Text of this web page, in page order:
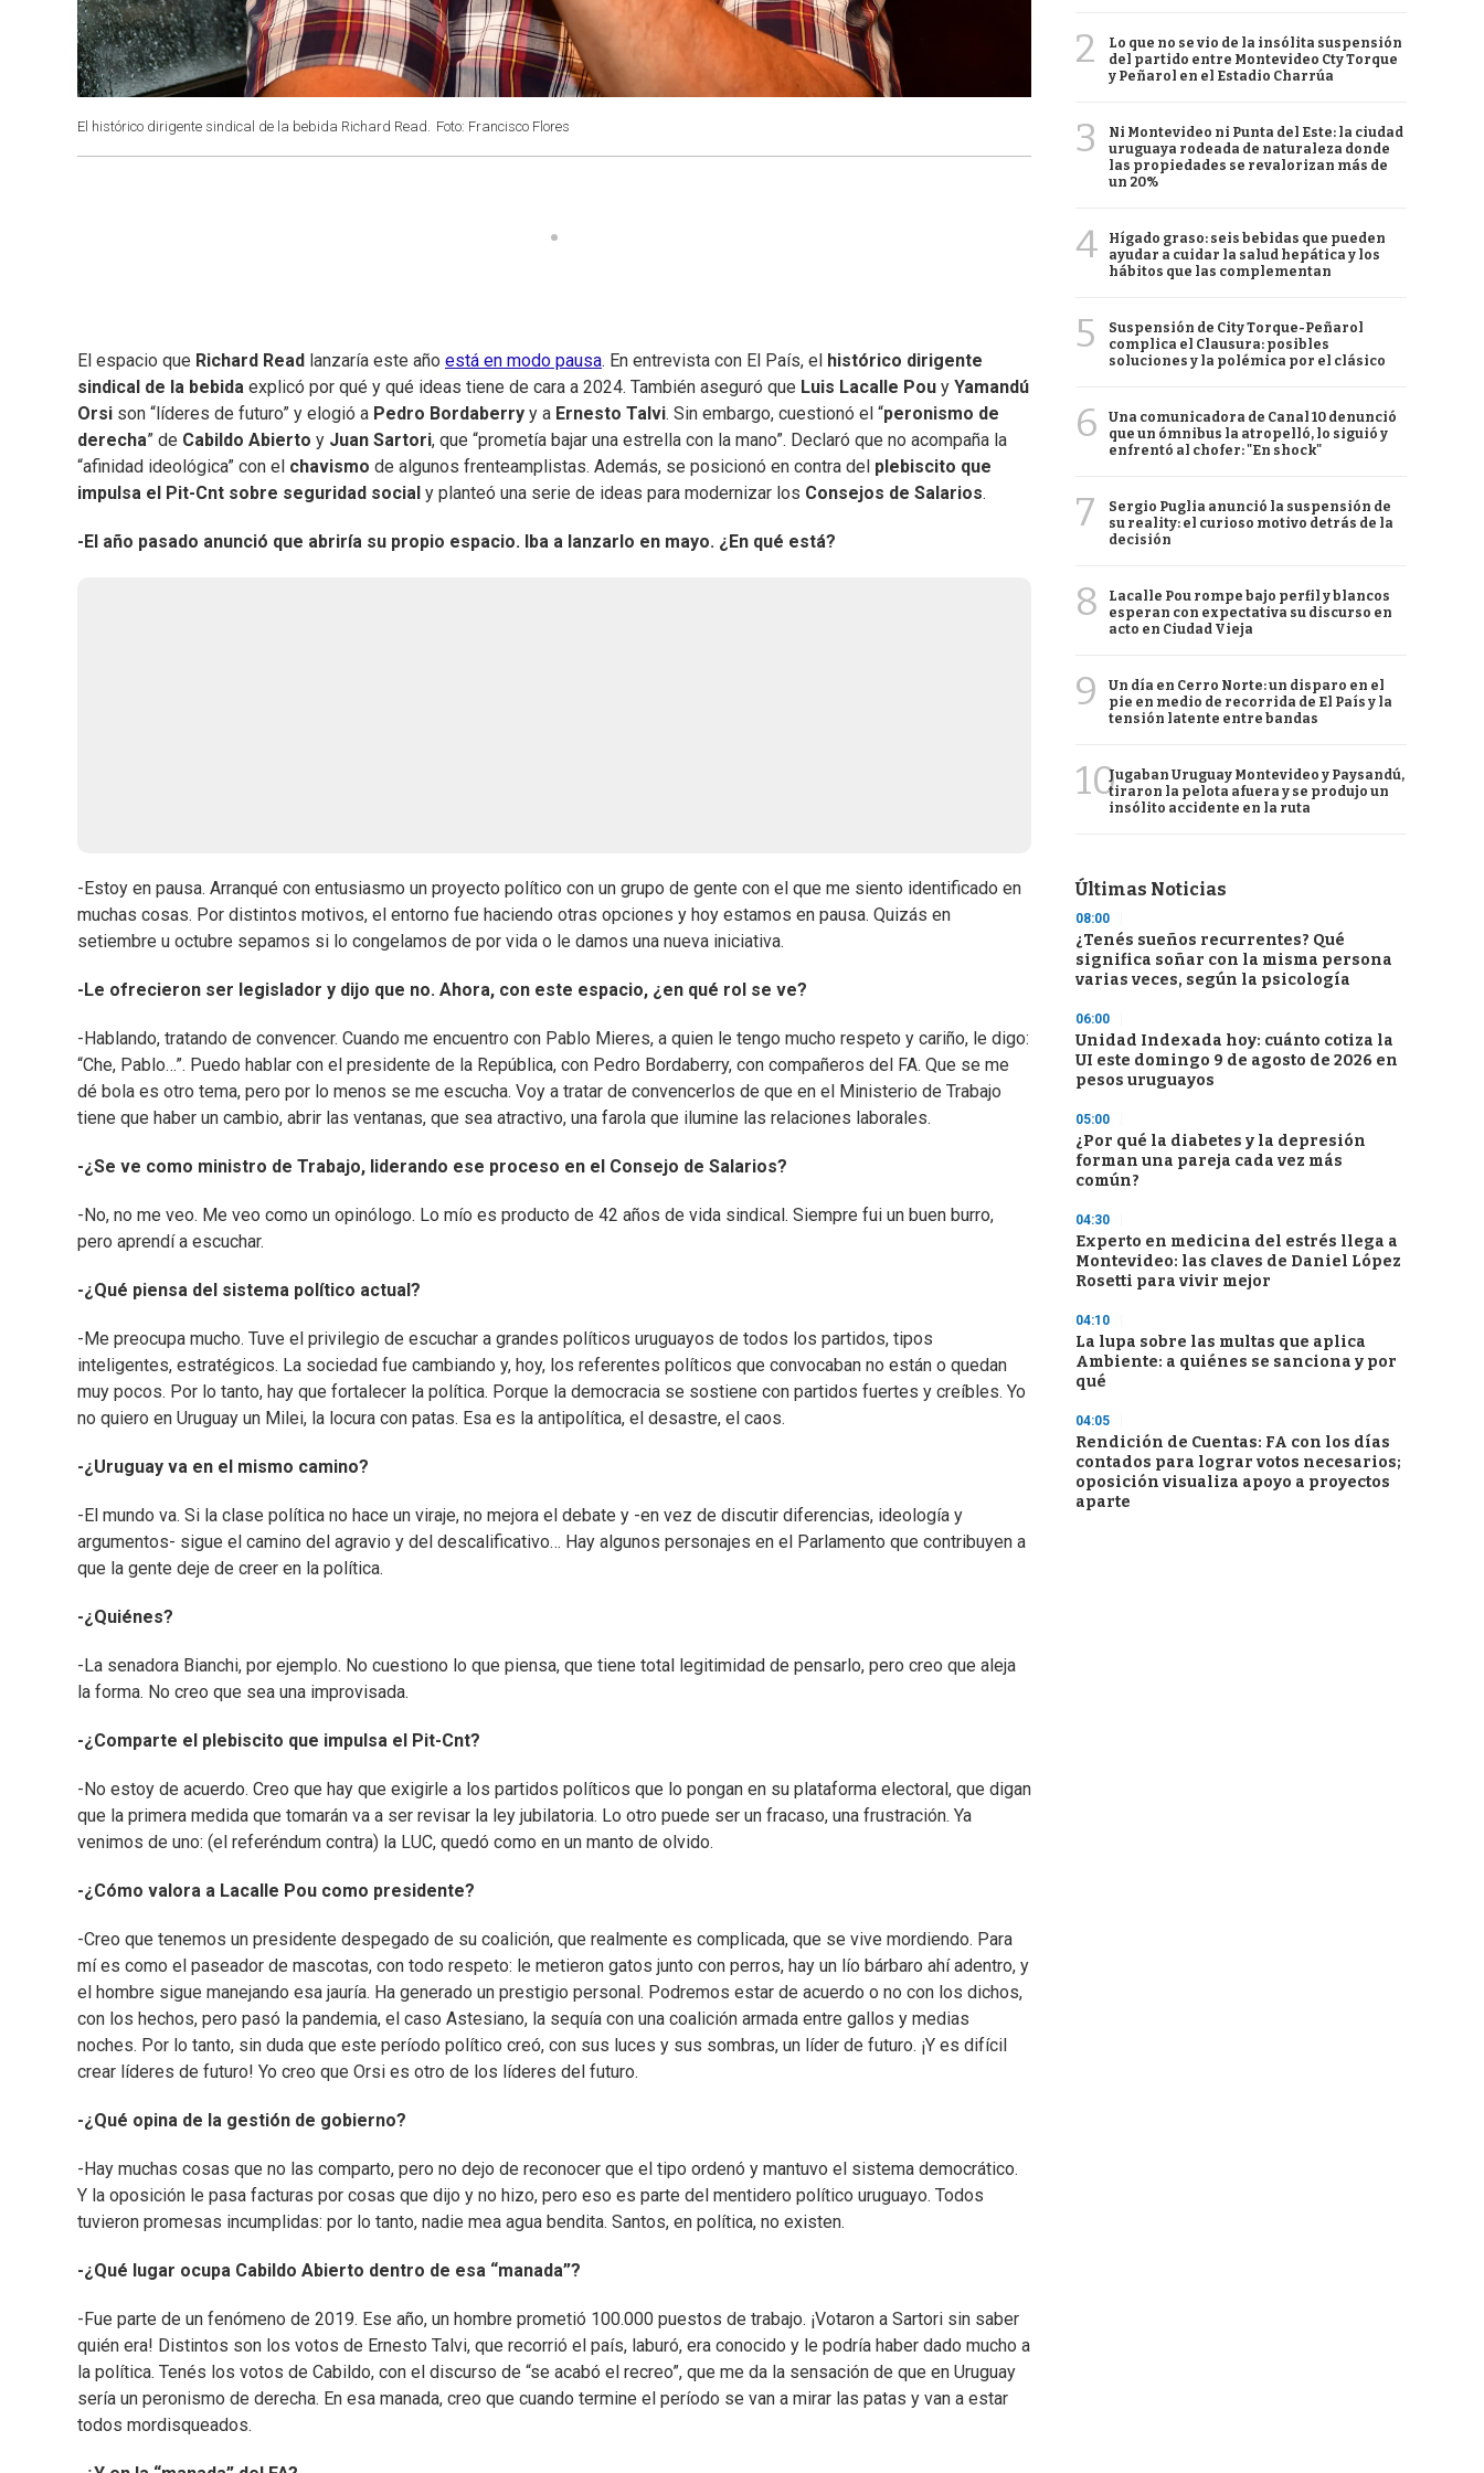
El histórico dirigente sindical de la bebida Richard Read. Foto: Francisco Flores
El espacio que Richard Read lanzaría este año está en modo pausa. En entrevista con El País, el
histórico dirigente
sindical de la bebida explicó por qué y qué ideas tiene de cara a 2024. También aseguró que Luis Lacalle Pou y Yamandú
Orsi son “líderes de futuro” y elogió a Pedro Bordaberry y a Ernesto Talvi. Sin embargo, cuestionó el “peronismo de
derecha” de Cabildo Abierto y Juan Sartori, que “prometía bajar una estrella con la mano”. Declaró que no acompaña la
“afinidad ideológica” con el chavismo de algunos frenteamplistas. Además, se posicionó en contra del plebiscito que
impulsa el Pit-Cnt sobre seguridad social y planteó una serie de ideas para modernizar los Consejos de Salarios.
-El año pasado anunció que abriría su propio espacio. Iba a lanzarlo en mayo. ¿En qué está?
-Estoy en pausa. Arranqué con entusiasmo un proyecto político con un grupo de gente con el que me siento identificado en
muchas cosas. Por distintos motivos, el entorno fue haciendo otras opciones y hoy estamos en pausa. Quizás en
setiembre u octubre sepamos si lo congelamos de por vida o le damos una nueva iniciativa.
-Le ofrecieron ser legislador y dijo que no. Ahora, con este espacio, ¿en qué rol se ve?
-Hablando, tratando de convencer. Cuando me encuentro con Pablo Mieres, a quien le tengo mucho respeto y cariño, le digo:
“Che, Pablo…”. Puedo hablar con el presidente de la República, con Pedro Bordaberry, con compañeros del FA. Que se me
dé bola es otro tema, pero por lo menos se me escucha. Voy a tratar de convencerlos de que en el Ministerio de Trabajo
tiene que haber un cambio, abrir las ventanas, que sea atractivo, una farola que ilumine las relaciones laborales.
-¿Se ve como ministro de Trabajo, liderando ese proceso en el Consejo de Salarios?
-No, no me veo. Me veo como un opinólogo. Lo mío es producto de 42 años de vida sindical. Siempre fui un buen burro,
pero aprendí a escuchar.
-¿Qué piensa del sistema político actual?
-Me preocupa mucho. Tuve el privilegio de escuchar a grandes políticos uruguayos de todos los partidos, tipos
inteligentes, estratégicos. La sociedad fue cambiando y, hoy, los referentes políticos que convocaban no están o quedan
muy pocos. Por lo tanto, hay que fortalecer la política. Porque la democracia se sostiene con partidos fuertes y creíbles. Yo
no quiero en Uruguay un Milei, la locura con patas. Esa es la antipolítica, el desastre, el caos.
-¿Uruguay va en el mismo camino?
-El mundo va. Si la clase política no hace un viraje, no mejora el debate y -en vez de discutir diferencias, ideología y
argumentos- sigue el camino del agravio y del descalificativo… Hay algunos personajes en el Parlamento que contribuyen a
que la gente deje de creer en la política.
-¿Quiénes?
-La senadora Bianchi, por ejemplo. No cuestiono lo que piensa, que tiene total legitimidad de pensarlo, pero creo que aleja
la forma. No creo que sea una improvisada.
-¿Comparte el plebiscito que impulsa el Pit-Cnt?
-No estoy de acuerdo. Creo que hay que exigirle a los partidos políticos que lo pongan en su plataforma electoral, que digan
que la primera medida que tomarán va a ser revisar la ley jubilatoria. Lo otro puede ser un fracaso, una frustración. Ya
venimos de uno: (el referéndum contra) la LUC, quedó como en un manto de olvido.
-¿Cómo valora a Lacalle Pou como presidente?
-Creo que tenemos un presidente despegado de su coalición, que realmente es complicada, que se vive mordiendo. Para
mí es como el paseador de mascotas, con todo respeto: le metieron gatos junto con perros, hay un lío bárbaro ahí adentro, y
el hombre sigue manejando esa jauría. Ha generado un prestigio personal. Podremos estar de acuerdo o no con los dichos,
con los hechos, pero pasó la pandemia, el caso Astesiano, la sequía con una coalición armada entre gallos y medias
noches. Por lo tanto, sin duda que este período político creó, con sus luces y sus sombras, un líder de futuro. ¡Y es difícil
crear líderes de futuro! Yo creo que Orsi es otro de los líderes del futuro.
-¿Qué opina de la gestión de gobierno?
-Hay muchas cosas que no las comparto, pero no dejo de reconocer que el tipo ordenó y mantuvo el sistema democrático.
Y la oposición le pasa facturas por cosas que dijo y no hizo, pero eso es parte del mentidero político uruguayo. Todos
tuvieron promesas incumplidas: por lo tanto, nadie mea agua bendita. Santos, en política, no existen.
-¿Qué lugar ocupa Cabildo Abierto dentro de esa “manada”?
-Fue parte de un fenómeno de 2019. Ese año, un hombre prometió 100.000 puestos de trabajo. ¡Votaron a Sartori sin saber
quién era! Distintos son los votos de Ernesto Talvi, que recorrió el país, laburó, era conocido y le podría haber dado mucho a
la política. Tenés los votos de Cabildo, con el discurso de “se acabó el recreo”, que me da la sensación de que en Uruguay
sería un peronismo de derecha. En esa manada, creo que cuando termine el período se van a mirar las patas y van a estar
todos mordisqueados.
2
Lo que no se vio de la insólita suspensión
del partido entre Montevideo Cty Torque
y Peñarol en el Estadio Charrúa
3
Ni Montevideo ni Punta del Este: la ciudad
uruguaya rodeada de naturaleza donde
las propiedades se revalorizan más de
un 20%
4
Hígado graso: seis bebidas que pueden
ayudar a cuidar la salud hepática y los
hábitos que las complementan
5
Suspensión de City Torque-Peñarol
complica el Clausura: posibles
soluciones y la polémica por el clásico
6
Una comunicadora de Canal 10 denunció
que un ómnibus la atropelló, lo siguió y
enfrentó al chofer: "En shock"
7
Sergio Puglia anunció la suspensión de
su reality: el curioso motivo detrás de la
decisión
8
Lacalle Pou rompe bajo perfil y blancos
esperan con expectativa su discurso en
acto en Ciudad Vieja
9
Un día en Cerro Norte: un disparo en el
pie en medio de recorrida de El País y la
tensión latente entre bandas
10Jugaban Uruguay Montevideo y Paysandú,
tiraron la pelota afuera y se produjo un
insólito accidente en la ruta
Últimas Noticias
08:00
¿Tenés sueños recurrentes? Qué
significa soñar con la misma persona
varias veces, según la psicología
06:00
Unidad Indexada hoy: cuánto cotiza la
UI este domingo 9 de agosto de 2026 en
pesos uruguayos
05:00
¿Por qué la diabetes y la depresión
forman una pareja cada vez más
común?
04:30
Experto en medicina del estrés llega a
Montevideo: las claves de Daniel López
Rosetti para vivir mejor
04:10
La lupa sobre las multas que aplica
Ambiente: a quiénes se sanciona y por
qué
04:05
Rendición de Cuentas: FA con los días
contados para lograr votos necesarios;
oposición visualiza apoyo a proyectos
aparte